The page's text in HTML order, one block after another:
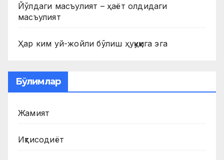
Йўлдаги масъулият – ҳаёт олдидаги
масъулият
Ҳар ким уй-жойли бўлиш ҳуқуқига эга
Бўлимлар
Жамият
Иқтисодиёт